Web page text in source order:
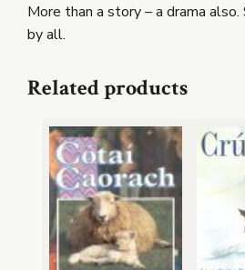
More than a story – a drama
by all.
Related products